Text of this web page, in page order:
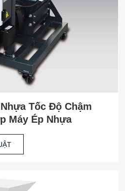
Tốc Độ Chậm
Máy Ép Nhựa